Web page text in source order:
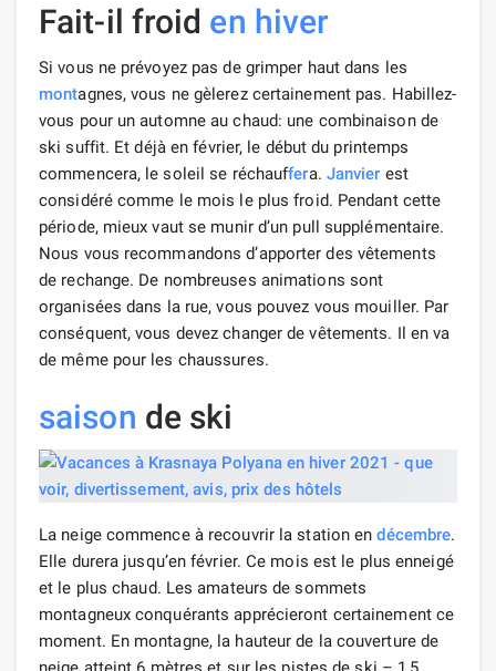
Fait-il froid en hiver
Si vous ne prévoyez pas de grimper haut dans les
montagnes, vous ne gèlerez certainement pas. Habillez-
vous pour un automne au chaud: une combinaison de
ski suffit. Et déjà en février, le début du printemps
commencera, le soleil se réchauffera. Janvier est
considéré comme le mois le plus froid. Pendant cette
période, mieux vaut se munir d’un pull supplémentaire.
Nous vous recommandons d’apporter des vêtements
de rechange. De nombreuses animations sont
organisées dans la rue, vous pouvez vous mouiller. Par
conséquent, vous devez changer de vêtements. Il en va
de même pour les chaussures.
saison de ski
La neige commence à recouvrir la station endécembre.
Elle durera jusqu’en février. Ce mois est le plus enneigé
et le plus chaud. Les amateurs de sommets
montagneux conquérants apprécieront certainement ce
moment. En montagne, la hauteur de la couverture de